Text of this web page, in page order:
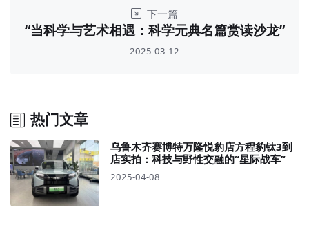
下一篇
“当科学与艺术相遇：科学元典名篇赏读沙龙”
第4期活动在京举
2025-03-12
热门文章
乌鲁木齐赛博特万隆悦豹店方程豹钛3到
店实拍：科技与野性交融的“星际战车”
2025-04-08